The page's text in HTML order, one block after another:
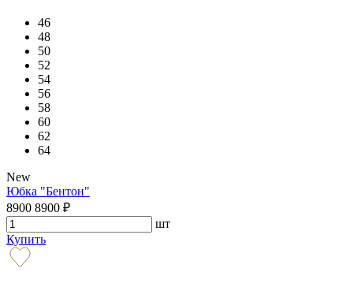
46
48
50
52
54
56
58
60
62
64
New
Юбка "Бентон"
8900 8900 ₽
шт
Купить